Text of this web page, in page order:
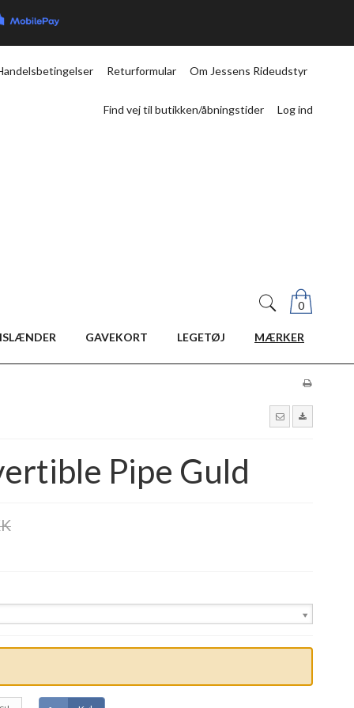
Returformular Om Jessens Rideudstyr
Find vej til butikken/åbningstider Log ind
0
ISLÆNDER GAVEKORT LEGETØJ MÆRKER
Pipe Guld